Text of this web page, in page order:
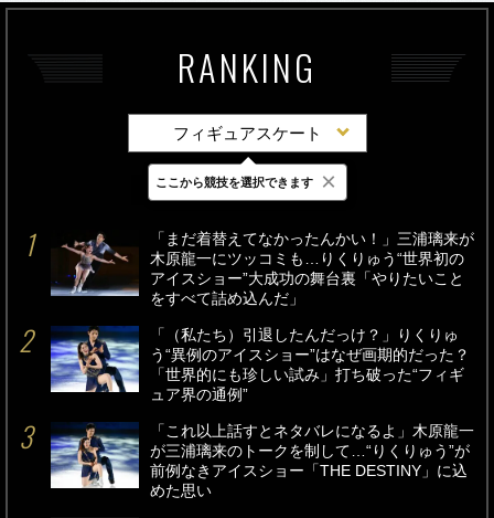
RANKING
フィギュアスケート
最新 24時間 週間
「まだ着替えてなかったんかい！」三浦璃来が
木原龍一にツッコミも…りくりゅう“世界初の
アイスショー”大成功の舞台裏「やりたいこと
をすべて詰め込んだ」
「（私たち）引退したんだっけ？」りくりゅ
う“異例のアイスショー”はなぜ画期的だった？
「世界的にも珍しい試み」打ち破った“フィギ
ュア界の通例”
「これ以上話すとネタバレになるよ」木原龍一
が三浦璃来のトークを制して…“りくりゅう”が
前例なきアイスショー「THE DESTINY」に込
めた思い
ここから競技を選択できます ×